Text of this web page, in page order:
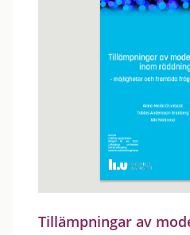
Tillämpningar av